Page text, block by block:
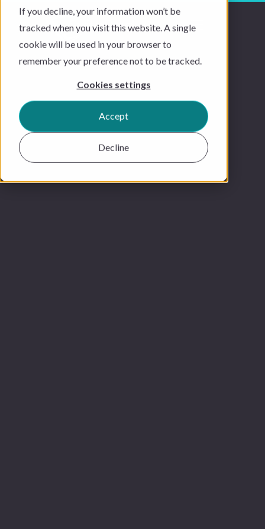
If you decline, your information won’t be
tracked when you visit this website. A single
cookie will be used in your browser to
remember your preference not to be tracked.
Cookies settings
Accept
Decline